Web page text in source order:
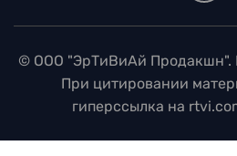
© ООО "ЭрТиВиАй Продакшн".
При цитировании
гиперссылка на